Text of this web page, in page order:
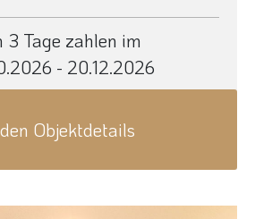
3 Tage zahlen im
- 20.12.2026
Objektdetails